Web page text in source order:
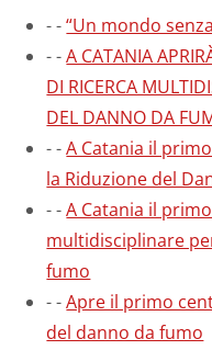
--“Un mondo
--A CATANIA
DI RICERCA
DEL DANNO DA
--A Catania il
la Riduzione del
--A Catania il
multidisciplinare
fumo
--Apre il primo
del danno da fumo